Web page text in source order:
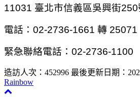
11031 臺北市信義區吳興街250
電話：02-2736-1661 轉 25071
緊急聯絡電話：02-2736-1100
造訪人次：452996 最後更新日期：
Rainbow